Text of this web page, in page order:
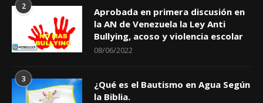
2
Aprobada en primera discusión en
la AN de Venezuela la Ley Anti
Bullying, acoso y violencia escolar
08/06/2022
3
¿Qué es el Bautismo en Agua Según
la Biblia.